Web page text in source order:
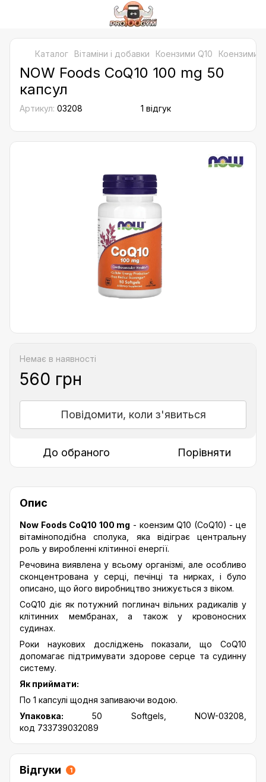
Каталог Bітаміни і добавки Коензими Q10 Коензими
NOW Foods CoQ10 100 mg 50
капсул
Артикул: 03208 1 відгук
Немає в наявності
560 грн
Повідомити, коли з'явиться
До обраного Порівняти
Опис
Now Foods CoQ10 100 mg - коензим Q10 (CoQ10) - це
вітаміноподібна сполука, яка відіграє центральну
роль у виробленні клітинної енергії.
Речовина виявлена ​​у всьому організмі, але особливо
сконцентрована у серці, печінці та нирках, і було
описано, що його виробництво знижується з віком.
CoQ10 діє як потужний поглинач вільних радикалів у
клітинних мембранах, а також у кровоносних
судинах.
Роки наукових досліджень показали, що CoQ10
допомагає підтримувати здорове серце та судинну
систему.
Як приймати:
По 1 капсулі щодня запиваючи водою.
Упаковка: 50 Softgels, NOW-03208,
код 733739032089
Відгуки 1